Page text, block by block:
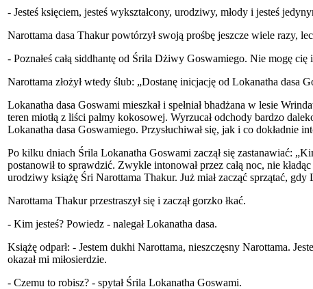
- Jesteś księciem, jesteś wykształcony, urodziwy, młody i jesteś
Narottama dasa Thakur powtórzył swoją prośbę jeszcze wiele razy,
- Poznałeś całą siddhantę od Śrila Dżiwy Goswamiego. Nie mogę
Narottama złożył wtedy ślub: „Dostanę inicjację od Lokanatha dasa
Lokanatha dasa Goswami mieszkał i spełniał bhadżana w lesie
teren miotłą z liści palmy kokosowej. Wyrzucał odchody bardzo
Lokanatha dasa Goswamiego. Przysłuchiwał się, jak i co dokładnie
Po kilku dniach Śrila Lokanatha Goswami zaczął się zastanawiać:
postanowił to sprawdzić. Zwykle intonował przez całą noc, nie
urodziwy książę Śri Narottama Thakur. Już miał zacząć sprzątać, gdy
Narottama Thakur przestraszył się i zaczął gorzko łkać.
- Kim jesteś? Powiedz - nalegał Lokanatha dasa.
Książę odparł: - Jestem dukhi Narottama, nieszczęsny Narottama.
okazał mi miłosierdzie.
- Czemu to robisz? - spytał Śrila Lokanatha Goswami.